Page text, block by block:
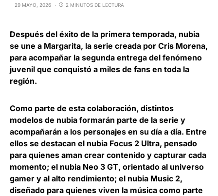
29 MAYO, 2026 2 MINUTOS DE LECTURA
Después del éxito de la primera temporada, nubia
se une a Margarita, la serie creada por Cris Morena,
para acompañar la segunda entrega del fenómeno
juvenil que conquistó a miles de fans en toda la
región.
Como parte de esta colaboración, distintos
modelos de nubia formarán parte de la serie y
acompañarán a los personajes en su día a día. Entre
ellos se destacan el nubia Focus 2 Ultra, pensado
para quienes aman crear contenido y capturar cada
momento; el nubia Neo 3 GT, orientado al universo
gamer y al alto rendimiento; el nubia Music 2,
diseñado para quienes viven la música como parte